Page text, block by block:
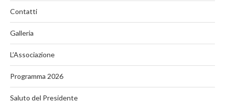
Contatti
Galleria
L’Associazione
Programma 2026
Saluto del Presidente